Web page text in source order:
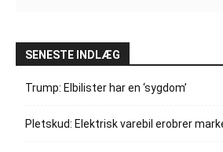
SENESTE INDLÆG
Trump: Elbilister har en ‘sygdom’
Pletskud: Elektrisk varebil erobrer